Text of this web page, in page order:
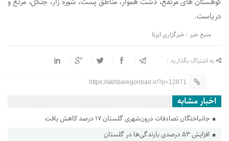
دریاست.
منبع خبر : خبرگزاری ایرنا
به اشتراک بگذارید :
https://akhbaregonbad.ir/?p=12871
اخبار مشابه
جانباختگان تصادفات درون‌شهری گلستان ۱۷ درصد کاهش یافت
افزایش ۵۳ درصدی بارندگی‌ها در گلستان